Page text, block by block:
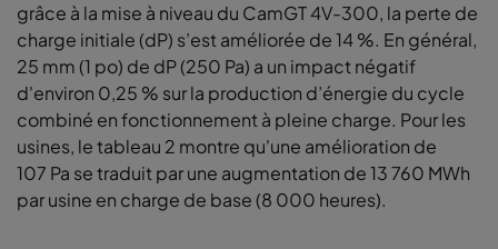
grâce à la mise à niveau du CamGT 4V-300, la perte de
charge initiale (dP) s’est améliorée de 14 %. En général,
25 mm (1 po) de dP (250 Pa) a un impact négatif
d'environ 0,25 % sur la production d’énergie du cycle
combiné en fonctionnement à pleine charge. Pour les
usines, le tableau 2 montre qu'une amélioration de
107 Pa se traduit par une augmentation de 13 760 MWh
par usine en charge de base (8 000 heures).